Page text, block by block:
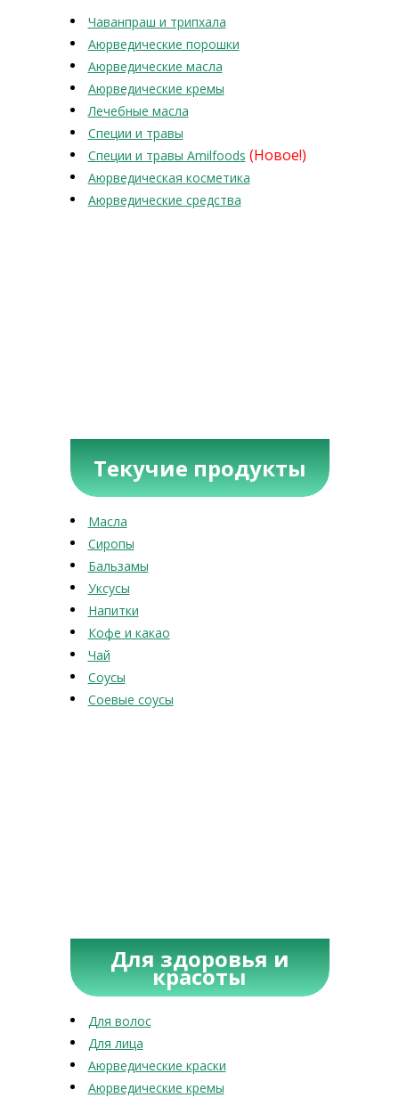
Чаванпраш и трипхала
Аюрведические порошки
Аюрведические масла
Аюрведические кремы
Лечебные масла
Специи и травы
Специи и травы Amilfoods (Новое!)
Аюрведическая косметика
Аюрведические средства
Текучие продукты
Масла
Сиропы
Бальзамы
Уксусы
Напитки
Кофе и какао
Чай
Соусы
Соевые соусы
Для здоровья и
красоты
Для волос
Для лица
Аюрведические краски
Аюрведические кремы